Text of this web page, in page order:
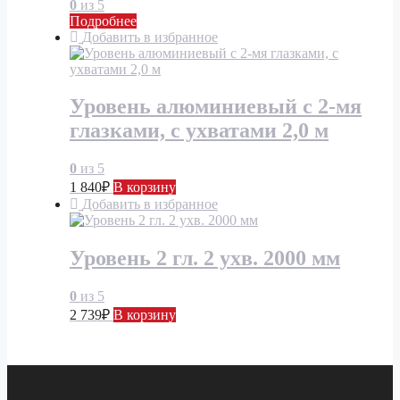
0 из 5
Подробнее
Добавить в избранное
Уровень алюминиевый с 2-мя
глазками, с ухватами 2,0 м
0 из 5
1 840₽ В корзину
Добавить в избранное
Уровень 2 гл. 2 ухв. 2000 мм
0 из 5
2 739₽ В корзину